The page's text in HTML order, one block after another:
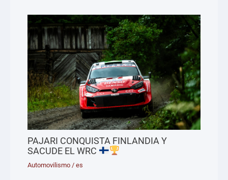
PAJARI CONQUISTA FINLANDIA Y
SACUDE EL WRC
Automovilismo /es